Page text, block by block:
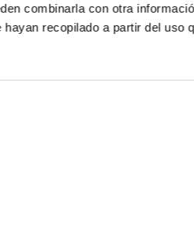
combinarla con otra
hayan recopilado a partir del uso
donde presenta sus
estudiantes de